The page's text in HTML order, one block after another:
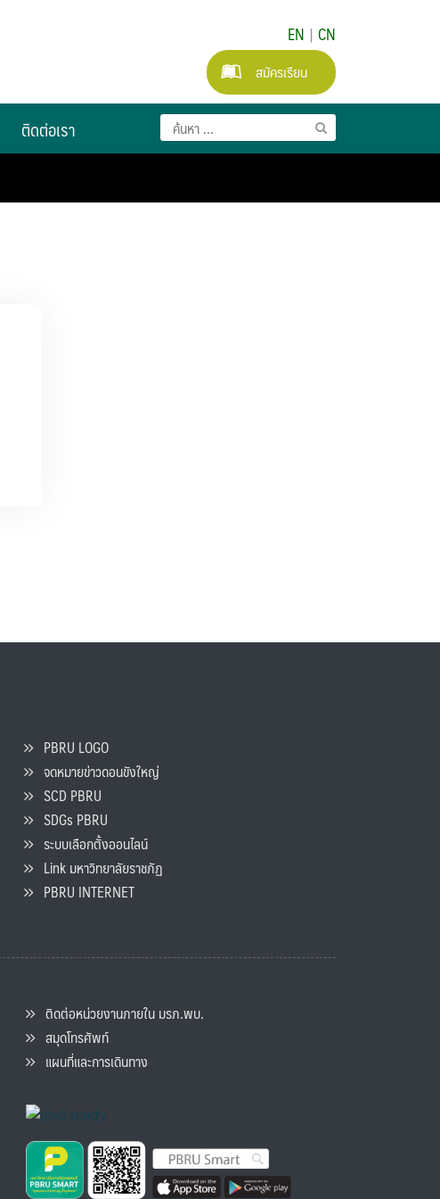
EN | CN
สมัครเรียน
ติดต่อเรา
PBRU LOGO
จดหมายข่าวดอนขังใหญ่
SCD PBRU
SDGs PBRU
ระบบเลือกตั้งออนไลน์
Link มหาวิทยาลัยราชภัฏ
PBRU INTERNET
ติดต่อหน่วยงานภายใน มรภ.พบ.
สมุดโทรศัพท์
แผนที่และการเดินทาง